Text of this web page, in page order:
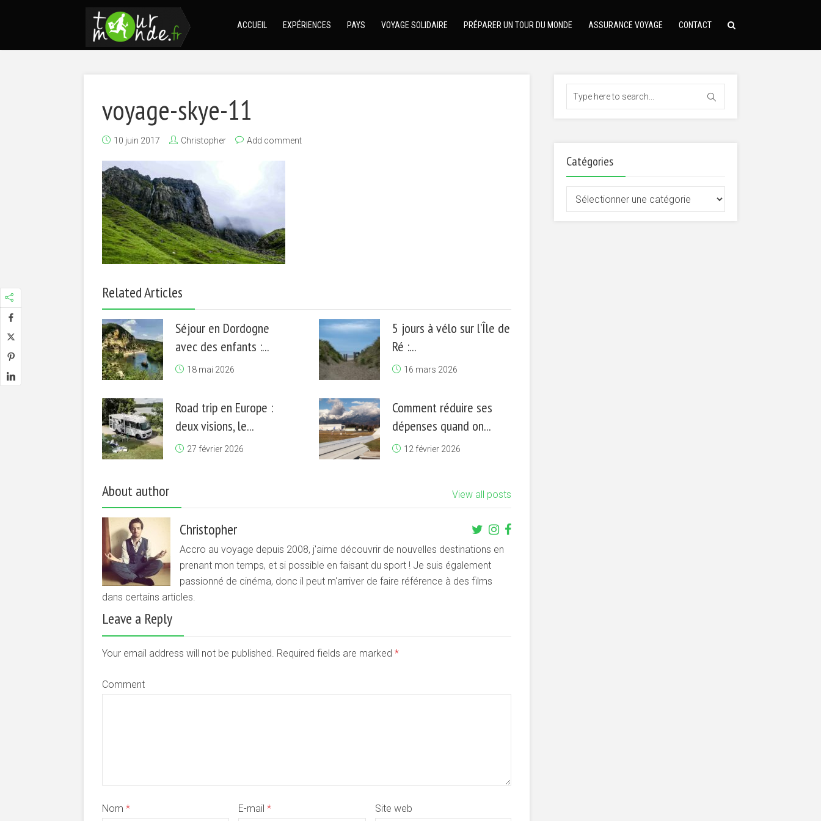
ACCUEIL EXPÉRIENCES PAYS VOYAGE SOLIDAIRE PRÉPARER UN TOUR DU MONDE ASSURANCE VOYAGE CONTACT
voyage-skye-11
10 juin 2017 Christopher Add comment
Related Articles
Séjour en Dordogne
avec des enfants :...
18 mai 2026
5 jours à vélo sur l’Île de
Ré :...
16 mars 2026
Road trip en Europe :
deux visions, le...
27 février 2026
Comment réduire ses
dépenses quand on...
12 février 2026
About author View all posts
Christopher
Accro au voyage depuis 2008, j'aime découvrir de nouvelles destinations en
prenant mon temps, et si possible en faisant du sport ! Je suis également
passionné de cinéma, donc il peut m'arriver de faire référence à des films
dans certains articles.
Leave a Reply
Your email address will not be published. Required fields are marked *
Comment
Nom * E-mail* Site web
Catégories